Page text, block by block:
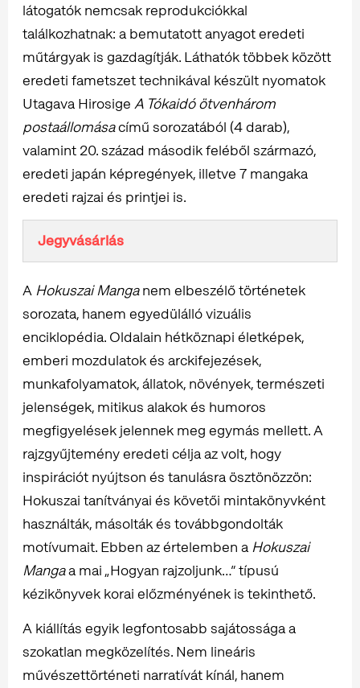
látogatók nemcsak reprodukciókkal
találkozhatnak: a bemutatott anyagot eredeti
műtárgyak is gazdagítják. Láthatók többek között
eredeti fametszet technikával készült nyomatok
Utagava Hirosige A Tókaidó ötvenhárom
postaállomásacímű sorozatából (4 darab),
valamint 20. század második feléből származó,
eredeti japán képregények, illetve 7 mangaka
eredeti rajzai és printjei is.
Jegyvásárlás
A Hokuszai Manganem elbeszélő történetek
sorozata, hanem egyedülálló vizuális
enciklopédia. Oldalain hétköznapi életképek,
emberi mozdulatok és arckifejezések,
munkafolyamatok, állatok, növények, természeti
jelenségek, mitikus alakok és humoros
megfigyelések jelennek meg egymás mellett. A
rajzgyűjtemény eredeti célja az volt, hogy
inspirációt nyújtson és tanulásra ösztönözzön:
Hokuszai tanítványai és követői mintakönyvként
használták, másolták és továbbgondolták
motívumait. Ebben az értelemben aHokuszai
Mangaa mai „Hogyan rajzoljunk…” típusú
kézikönyvek korai előzményének is tekinthető.
A kiállítás egyik legfontosabb sajátossága a
szokatlan megközelítés. Nem lineáris
művészettörténeti narratívát kínál, hanem